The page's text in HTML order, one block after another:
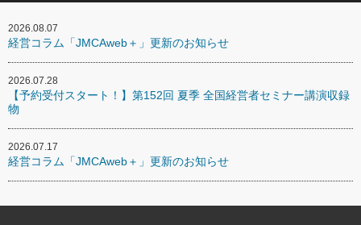
2026.08.07
経営コラム「JMCAweb＋」更新のお知らせ
2026.07.28
【予約受付スタート！】第152回 夏季 全国経営者セミナー講演収録
物
2026.07.17
経営コラム「JMCAweb＋」更新のお知らせ